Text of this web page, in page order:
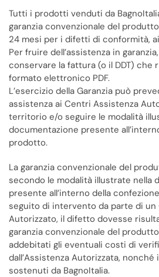
Tutti i prodotti venduti da
garanzia convenzionale del
24 mesi per i difetti di conformità,
Per fruire dell’assistenza in
conservare la fattura (o il DDT) che
formato elettronico PDF.
L’esercizio della Garanzia può
assistenza ai Centri Assistenza
territorio e/o seguire le modalità
documentazione presente
prodotto.
La garanzia convenzionale del
secondo le modalità illustrate nella
presente all’interno della
seguito di intervento da parte di
Autorizzato, il difetto dovesse
garanzia convenzionale del
addebitati gli eventuali costi di
dall’Assistenza Autorizzata,
sostenuti da BagnoItalia.